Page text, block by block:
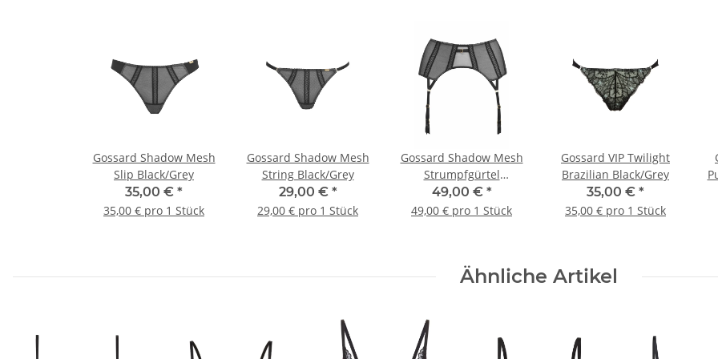
Gossard Shadow Mesh
Slip Black/Grey
35,00 € *
35,00 € pro 1 Stück
Gossard Shadow Mesh
String Black/Grey
29,00 € *
29,00 € pro 1 Stück
Gossard Shadow Mesh
Strumpfgürtel
Black/Grey
49,00 € *
49,00 € pro 1 Stück
Gossard VIP Twilight
Brazilian Black/Grey
35,00 € *
35,00 € pro 1 Stück
Ähnliche Artikel